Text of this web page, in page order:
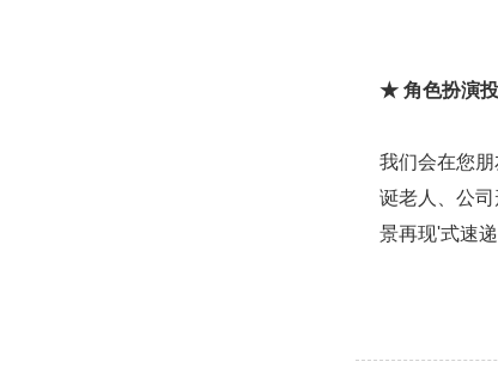
★ 角色扮演
我们会在您
诞老人、公
景再现'式速递